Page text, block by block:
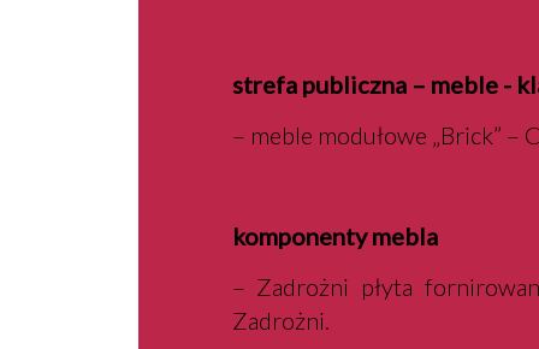
strefa publiczna – meble -
– meble modułowe „Brick” –
komponenty mebla
– Zadrożni płyta
Zadrożni.